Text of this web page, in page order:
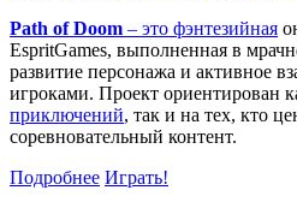
Path of Doom – это фэнтезийная
EspritGames, выполненная в
развитие персонажа и активное
игроками. Проект ориентирован
приключений, так и на тех, кто
соревновательный контент.
Подробнее Играть!